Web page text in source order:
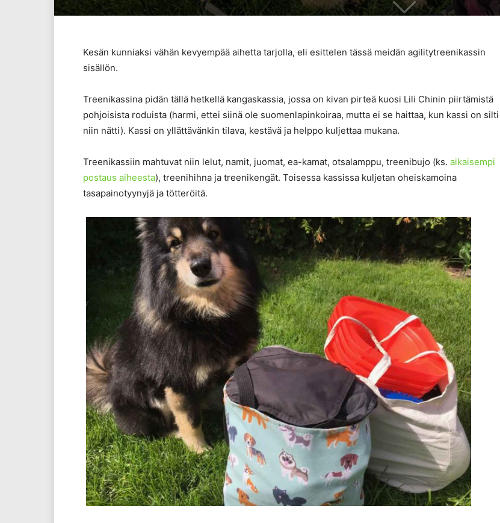
Kesän kunniaksi vähän kevyempää aihetta tarjolla, eli esittelen tässä meidän agilitytreenikassin
sisällön.
Treenikassina pidän tällä hetkellä kangaskassia, jossa on kivan pirteä kuosi Lili Chinin piirtämistä
pohjoisista roduista (harmi, ettei siinä ole suomenlapinkoiraa, mutta ei se haittaa, kun kassi on silti
niin nätti). Kassi on yllättävänkin tilava, kestävä ja helppo kuljettaa mukana.
Treenikassiin mahtuvat niin lelut, namit, juomat, ea-kamat, otsalamppu, treenibujo (ks. aikaisempi
postaus aiheesta), treenihihna ja treenikengät. Toisessa kassissa kuljetan oheiskamoina
tasapainotyynyjä ja tötteröitä.